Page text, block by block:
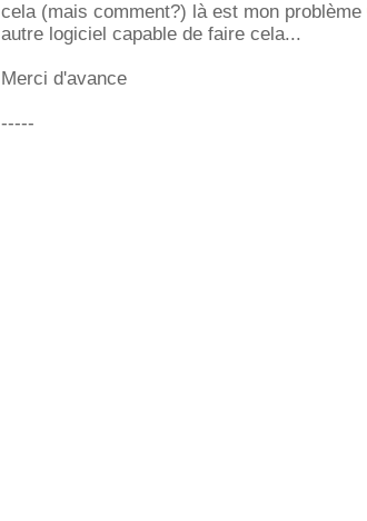
cela (mais comment?) là est mon problème
autre logiciel capable de faire cela...
Merci d'avance
-----